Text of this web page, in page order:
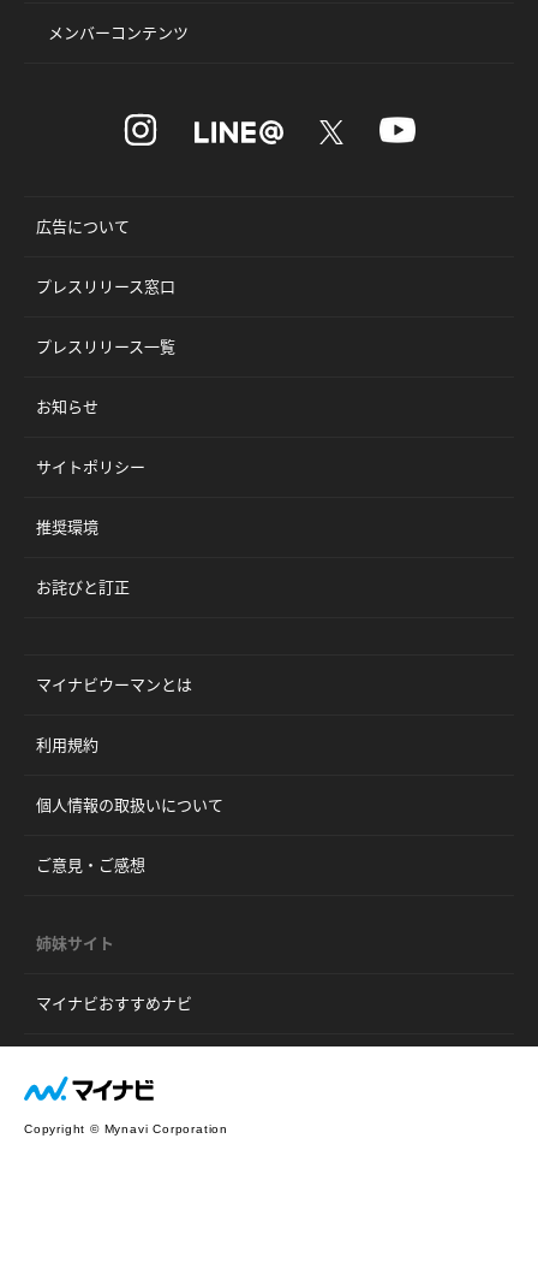
メンバーコンテンツ
広告について
プレスリリース窓口
プレスリリース一覧
お知らせ
サイトポリシー
推奨環境
お詫びと訂正
マイナビウーマンとは
利用規約
個人情報の取扱いについて
ご意見・ご感想
姉妹サイト
マイナビおすすめナビ
Copyright © Mynavi Corporation